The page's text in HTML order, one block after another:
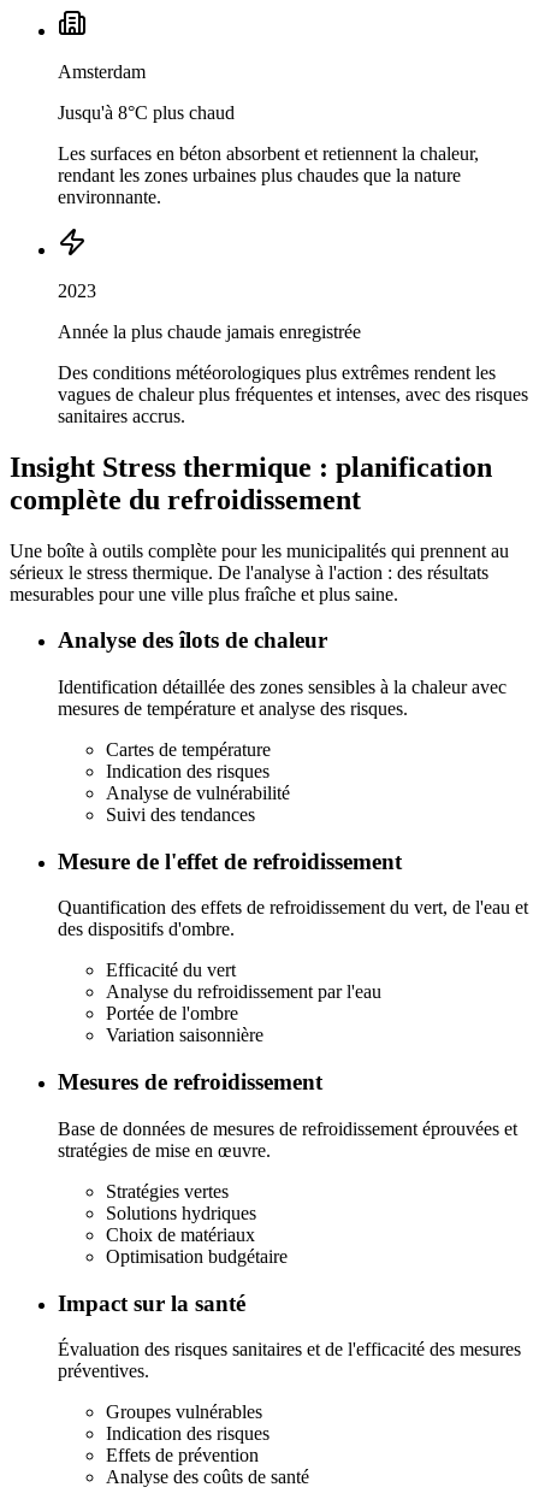
Amsterdam
Jusqu'à 8°C plus chaud
Les surfaces en béton absorbent et retiennent la chaleur,
rendant les zones urbaines plus chaudes que la nature
environnante.
2023
Année la plus chaude jamais enregistrée
Des conditions météorologiques plus extrêmes rendent les
vagues de chaleur plus fréquentes et intenses, avec des risques
sanitaires accrus.
Insight Stress thermique : planification
complète du refroidissement
Une boîte à outils complète pour les municipalités qui prennent au
sérieux le stress thermique. De l'analyse à l'action : des résultats
mesurables pour une ville plus fraîche et plus saine.
Analyse des îlots de chaleur
Identification détaillée des zones sensibles à la chaleur avec
mesures de température et analyse des risques.
Cartes de température
Indication des risques
Analyse de vulnérabilité
Suivi des tendances
Mesure de l'effet de refroidissement
Quantification des effets de refroidissement du vert, de l'eau et
des dispositifs d'ombre.
Efficacité du vert
Analyse du refroidissement par l'eau
Portée de l'ombre
Variation saisonnière
Mesures de refroidissement
Base de données de mesures de refroidissement éprouvées et
stratégies de mise en œuvre.
Stratégies vertes
Solutions hydriques
Choix de matériaux
Optimisation budgétaire
Impact sur la santé
Évaluation des risques sanitaires et de l'efficacité des mesures
préventives.
Groupes vulnérables
Indication des risques
Effets de prévention
Analyse des coûts de santé